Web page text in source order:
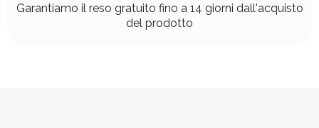
Garantiamo il reso gratuito fino a 14 giorni dall'acquisto
del prodotto